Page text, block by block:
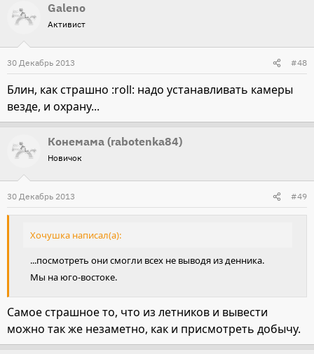
Galeno
Активист
30 Декабрь 2013 #48
Блин, как страшно :roll: надо устанавливать камеры
везде, и охрану...
Конемама (rabotenka84)
Новичок
30 Декабрь 2013 #49
Хочушка написал(а):
...посмотреть они смогли всех не выводя из денника.
Мы на юго-востоке.
Самое страшное то, что из летников и вывести
можно так же незаметно, как и присмотреть добычу.